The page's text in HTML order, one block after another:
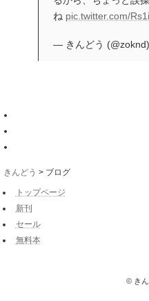
ね pic.twitter.com/
— きんどう (@zoknd)
きんどう > ブログ
トップページ
新刊
セール
無料本
© き